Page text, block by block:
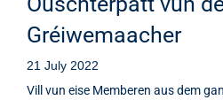
Gréiwemaacher
21 July 2022
Vill vun eise Memberen aus dem